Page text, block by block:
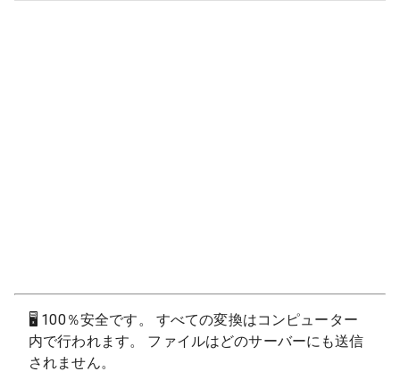
🖥 100％安全です。 すべての変換はコンピューター
内で行われます。 ファイルはどのサーバーにも送信
されません。